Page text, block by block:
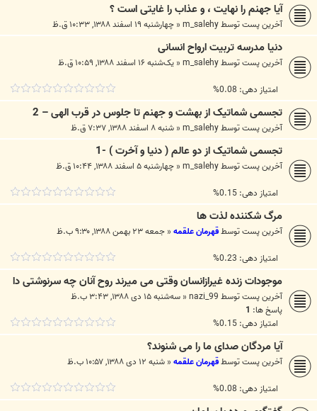
آیا جهنم را نهایت ، و عذاب را غایتی است ؟
آخرین پست توسطm_salehy
« چهارشنبه ۱۹ اسفند ۱۳۸۸, ۱۰:۳۳ ق.ظ
دنیا مدرسه تربیت ارواح انسانی
آخرین پست توسطm_salehy
« یک‌شنبه ۱۶ اسفند ۱۳۸۸, ۱۰:۵۹ ق.ظ
امتیاز دهی: 0.08%
تجسمی شماتیک از بهشت و جهنم تا جلوس در قرب الهی – 2
آخرین پست توسطm_salehy
« شنبه ۸ اسفند ۱۳۸۸, ۷:۳۷ ق.ظ
تجسمی شماتیک از دو عالم ( دنیا و آخرت ) -1
آخرین پست توسطm_salehy
« چهارشنبه ۵ اسفند ۱۳۸۸, ۱۰:۴۴ ق.ظ
امتیاز دهی: 0.15%
مرگ شكننده لذت ها
آخرین پست توسطقهرمان علقمه« جمعه ۲۳ بهمن ۱۳۸۸, ۹:۳۰ ب.ظ
امتیاز دهی: 0.23%
موجودات زنده غیرازانسان وقتی می میرند روح آنان چه سرنوشتی دا
آخرین پست توسطnazi_99
« سه‌شنبه ۱۵ دی ۱۳۸۸, ۳:۴۳ ب.ظ
پاسخ ها: 1
امتیاز دهی: 0.15%
آیا مردگان صدای ما را می شنوند؟
آخرین پست توسطقهرمان علقمه« شنبه ۱۲ دی ۱۳۸۸, ۱۰:۵۷ ب.ظ
امتیاز دهی: 0.08%